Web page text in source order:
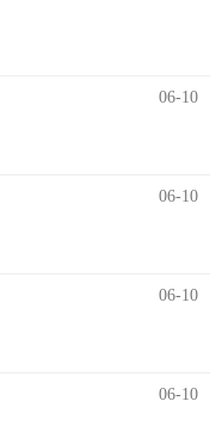
06-10
06-10
06-10
06-10